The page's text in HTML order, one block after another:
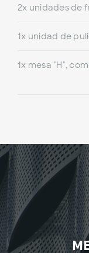
2x unidades de
1x unidad de
1x mesa "H",